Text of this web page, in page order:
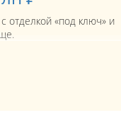
отделкой «под ключ» и